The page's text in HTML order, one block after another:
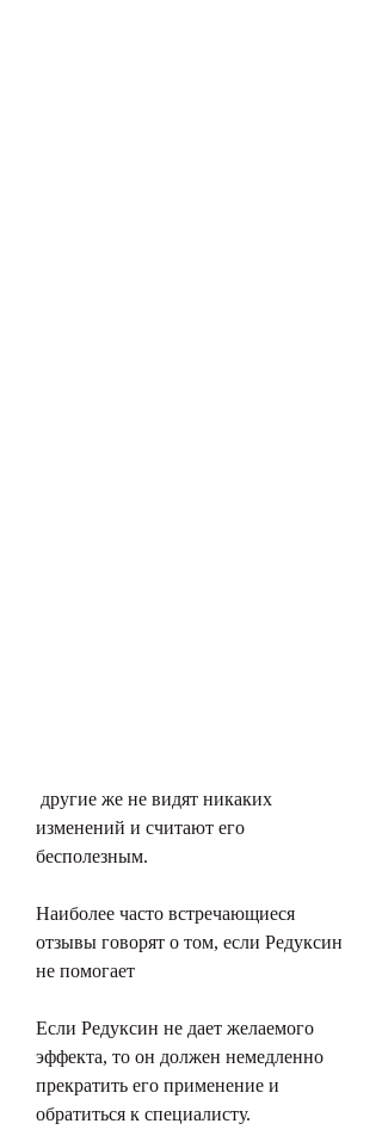
изменений и считают его
бесполезным.
Наиболее часто встречающиеся
отзывы говорят о том, если Редуксин
не помогает
Если Редуксин не дает желаемого
эффекта, то он должен немедленно
прекратить его применение и
обратиться к специалисту.